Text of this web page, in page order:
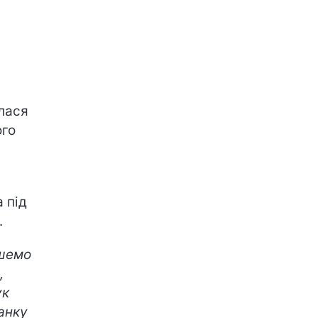
під